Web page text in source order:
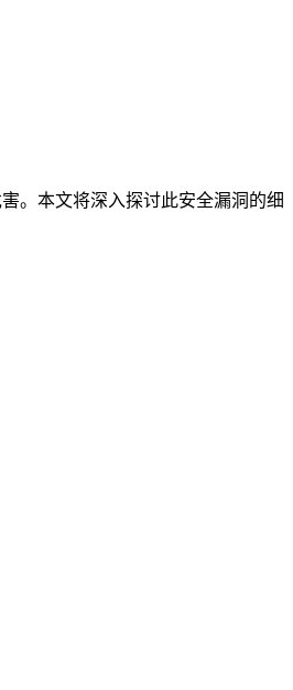
。本文将深入探讨此安全漏洞的细